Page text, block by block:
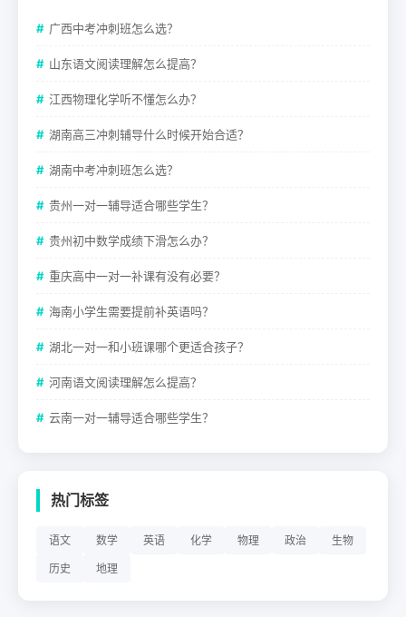
广西中考冲刺班怎么选？
山东语文阅读理解怎么提高？
江西物理化学听不懂怎么办？
湖南高三冲刺辅导什么时候开始合适？
湖南中考冲刺班怎么选？
贵州一对一辅导适合哪些学生？
贵州初中数学成绩下滑怎么办？
重庆高中一对一补课有没有必要？
海南小学生需要提前补英语吗？
湖北一对一和小班课哪个更适合孩子？
河南语文阅读理解怎么提高？
云南一对一辅导适合哪些学生？
热门标签
语文 数学 英语 化学 物理 政治 生物
历史 地理